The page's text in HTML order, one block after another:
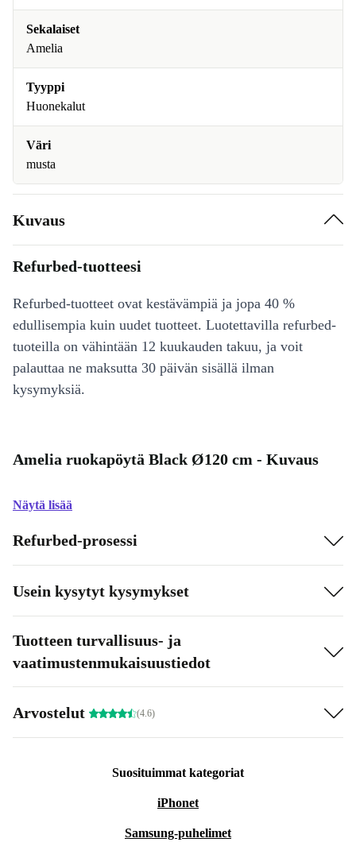
Sekalaiset
Amelia
Tyyppi
Huonekalut
Väri
musta
Kuvaus
Refurbed-tuotteesi
Refurbed-tuotteet ovat kestävämpiä ja jopa 40 %
edullisempia kuin uudet tuotteet. Luotettavilla refurbed-
tuoteilla on vähintään 12 kuukauden takuu, ja voit
palauttaa ne maksutta 30 päivän sisällä ilman
kysymyksiä.
Amelia ruokapöytä Black Ø120 cm - Kuvaus
Näytä lisää
Refurbed-prosessi
Usein kysytyt kysymykset
Tuotteen turvallisuus- ja
vaatimustenmukaisuustiedot
Arvostelut (4.6)
Suosituimmat kategoriat
iPhonet
Samsung-puhelimet